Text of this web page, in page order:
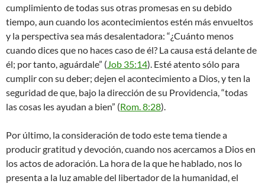
cumplimiento de todas sus otras promesas en su debido
tiempo, aun cuando los acontecimientos estén más envueltos
y la perspectiva sea más desalentadora: “¿Cuánto menos
cuando dices que no haces caso de él? La causa está delante de
él; por tanto, aguárdale” (Job 35:14). Esté atento sólo para
cumplir con su deber; dejen el acontecimiento a Dios, y ten la
seguridad de que, bajo la dirección de su Providencia, “todas
las cosas les ayudan a bien” (Rom. 8:28).
Por último, la consideración de todo este tema tiende a
producir gratitud y devoción, cuando nos acercamos a Dios en
los actos de adoración. La hora de la que he hablado, nos lo
presenta a la luz amable del libertador de la humanidad, el